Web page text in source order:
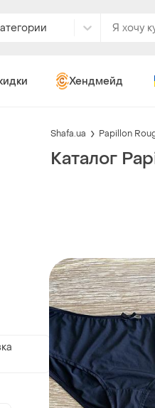
Хендмейд
Shafa.ua Papillon
Каталог